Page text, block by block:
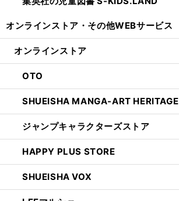
オンラインストア・ その他WEBサービス
オンラインストア
OTO
SHUEISHA MANGA-ART HERITAGE
ジャンプキャラクターズストア
HAPPY PLUS STORE
SHUEISHA VOX